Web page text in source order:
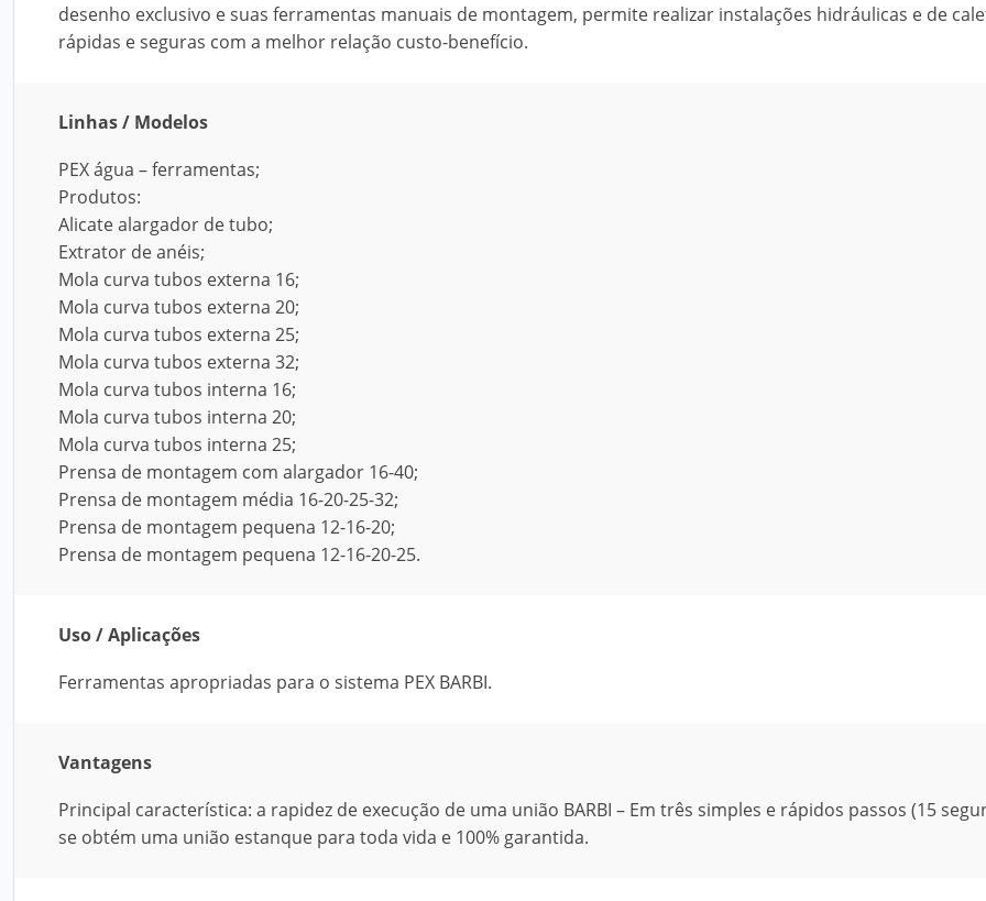
desenho exclusivo e suas ferramentas manuais de montagem, permite realizar instalações hidráulicas e de
rápidas e seguras com a melhor relação custo-benefício.
Linhas / Modelos
PEX água – ferramentas;
Produtos:
Alicate alargador de tubo;
Extrator de anéis;
Mola curva tubos externa 16;
Mola curva tubos externa 20;
Mola curva tubos externa 25;
Mola curva tubos externa 32;
Mola curva tubos interna 16;
Mola curva tubos interna 20;
Mola curva tubos interna 25;
Prensa de montagem com alargador 16-40;
Prensa de montagem média 16-20-25-32;
Prensa de montagem pequena 12-16-20;
Prensa de montagem pequena 12-16-20-25.
Uso / Aplicações
Ferramentas apropriadas para o sistema PEX BARBI.
Vantagens
Principal característica: a rapidez de execução de uma união BARBI – Em três simples e rápidos passos (15
se obtém uma união estanque para toda vida e 100% garantida.